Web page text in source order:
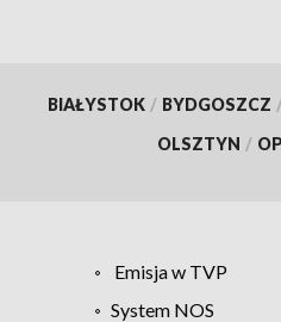
BIAŁYSTOK / BYDGOSZCZ
OLSZTYN /
Emisja w TVP
System NOS